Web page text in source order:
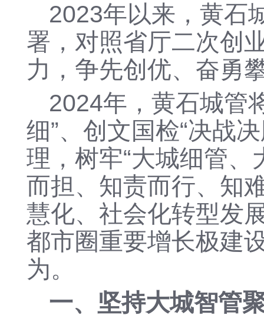
2023年以来 ， 黄石
署 ， 对照省厅二次创
力 ， 争先创优、奋勇
2024年，黄石城管
细”、创文国检“决战
理，树牢“大城细管、
而担、知责而行、知
慧化、社会化转型发
都市圈重要增长极建
为。
一、 坚持大城智管